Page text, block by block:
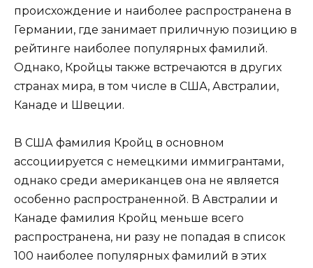
происхождение и наиболее распространена в
Германии, где занимает приличную позицию в
рейтинге наиболее популярных фамилий.
Однако, Кройцы также встречаются в других
странах мира, в том числе в США, Австралии,
Канаде и Швеции.
В США фамилия Кройц в основном
ассоциируется с немецкими иммигрантами,
однако среди американцев она не является
особенно распространенной. В Австралии и
Канаде фамилия Кройц меньше всего
распространена, ни разу не попадая в список
100 наиболее популярных фамилий в этих